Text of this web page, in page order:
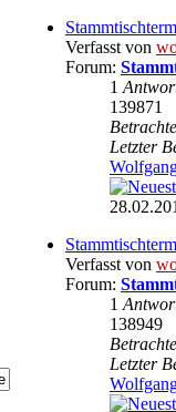
Verfasst von
Forum:
1
139871
Letzter
Verfasst von
Forum:
1
138949
Letzter